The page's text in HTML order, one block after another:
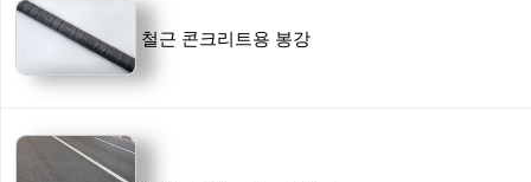
철근 콘크리트용 봉강